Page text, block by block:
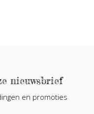
nieuwsbrief
en promoties